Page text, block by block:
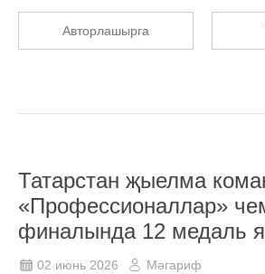
Авторлашырга
Татарстан җыелма
«Профессионаллар»
финалында 12 медаль
02 июнь 2026 Мәгариф